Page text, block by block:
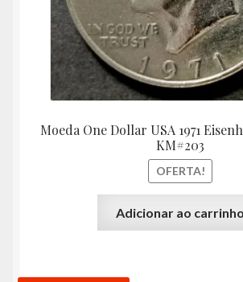
Moeda One Dollar USA 1971
KM#203
OFERTA!
Adicionar ao carrinho